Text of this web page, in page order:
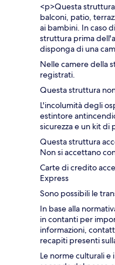
<p>Questa
balconi, patio,
ai bambini. In caso
struttura prima
disponga di una
Nelle camere della
registrati.
Questa struttura
L'incolumità degli
estintore
sicurezza e un kit di
Questa struttura
Non si accettano
Carte di credito
Express
Sono possibili le
In base alla
in contanti per
informazioni,
recapiti presenti
Le norme culturali